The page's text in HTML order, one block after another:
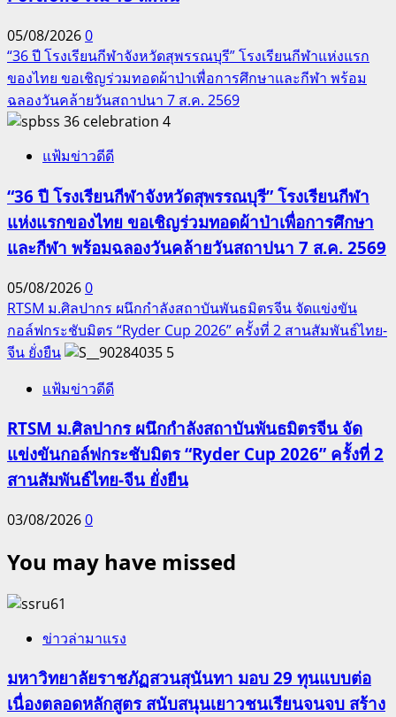
05/08/20260
“36 ปี โรงเรียนกีฬาจังหวัดสุพรรณบุรี” โรงเรียนกีฬาแห่งแรก
ของไทย ขอเชิญร่วมทอดผ้าป่าเพื่อการศึกษาและกีฬา พร้อม
ฉลองวันคล้ายวันสถาปนา 7 ส.ค. 2569
4
แฟ้มข่าวดีดี
“36 ปี โรงเรียนกีฬาจังหวัดสุพรรณบุรี” โรงเรียนกีฬา
แห่งแรกของไทย ขอเชิญร่วมทอดผ้าป่าเพื่อการศึกษา
และกีฬา พร้อมฉลองวันคล้ายวันสถาปนา 7 ส.ค. 2569
05/08/20260
RTSM ม.ศิลปากร ผนึกกำลังสถาบันพันธมิตรจีน จัดแข่งขัน
กอล์ฟกระชับมิตร “Ryder Cup 2026” ครั้งที่ 2 สานสัมพันธ์ไทย-
จีน ยั่งยืน
5
แฟ้มข่าวดีดี
RTSM ม.ศิลปากร ผนึกกำลังสถาบันพันธมิตรจีน จัด
แข่งขันกอล์ฟกระชับมิตร “Ryder Cup 2026” ครั้งที่ 2
สานสัมพันธ์ไทย-จีน ยั่งยืน
03/08/20260
You may have missed
ข่าวล่ามาแรง
มหาวิทยาลัยราชภัฏสวนสุนันทา มอบ 29 ทุนแบบต่อ
เนื่องตลอดหลักสูตร สนับสนุนเยาวชนเรียนจนจบ สร้าง